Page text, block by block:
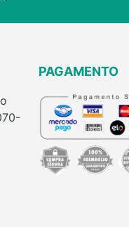
PAGAMENTO